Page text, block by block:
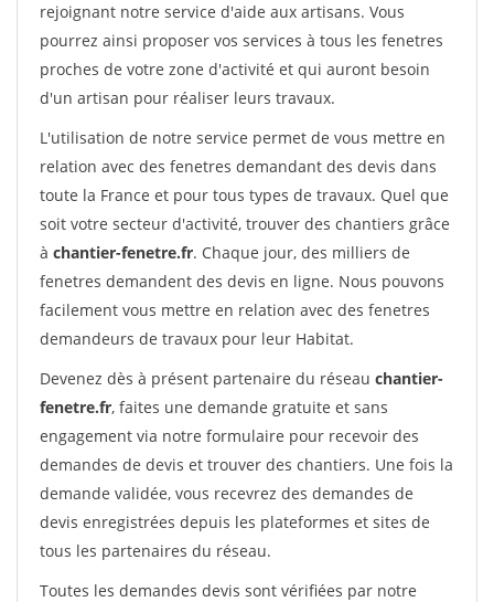
rejoignant notre service d'aide aux artisans. Vous
pourrez ainsi proposer vos services à tous les fenetres
proches de votre zone d'activité et qui auront besoin
d'un artisan pour réaliser leurs travaux.
L'utilisation de notre service permet de vous mettre en
relation avec des fenetres demandant des devis dans
toute la France et pour tous types de travaux. Quel que
soit votre secteur d'activité, trouver des chantiers grâce
à chantier-fenetre.fr. Chaque jour, des milliers de
fenetres demandent des devis en ligne. Nous pouvons
facilement vous mettre en relation avec des fenetres
demandeurs de travaux pour leur Habitat.
Devenez dès à présent partenaire du réseau chantier-
fenetre.fr, faites une demande gratuite et sans
engagement via notre formulaire pour recevoir des
demandes de devis et trouver des chantiers. Une fois la
demande validée, vous recevrez des demandes de
devis enregistrées depuis les plateformes et sites de
tous les partenaires du réseau.
Toutes les demandes devis sont vérifiées par notre